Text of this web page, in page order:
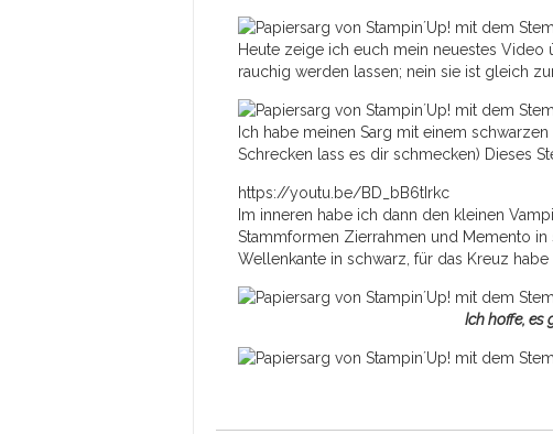
Heute zeige ich euch mein neuestes Video
rauchig werden lassen; nein sie ist gleich
Ich habe meinen Sarg mit einem
Schrecken lass es dir schmecken) Dieses
https://youtu.be/BD_bB6tIrkc
Im inneren habe ich dann den kleinen
Stammformen Zierrahmen und Memento
Wellenkante in schwarz, für das Kreuz
Ich hoffe,